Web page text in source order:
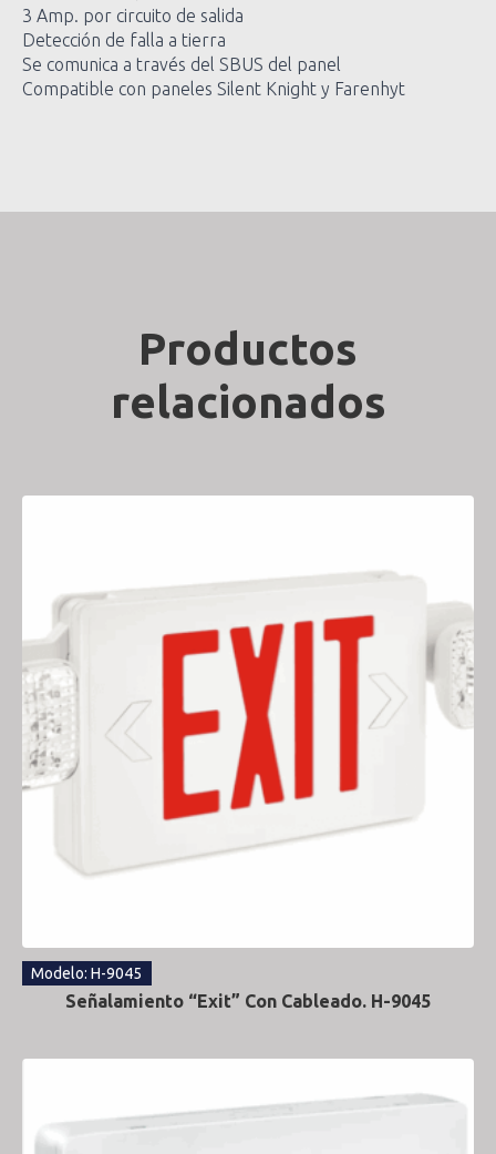
3 Amp. por circuito de salida
Detección de falla a tierra
Se comunica a través del SBUS del panel
Compatible con paneles Silent Knight y Farenhyt
Productos
relacionados
Modelo: H-9045
Señalamiento “Exit” Con Cableado. H-9045